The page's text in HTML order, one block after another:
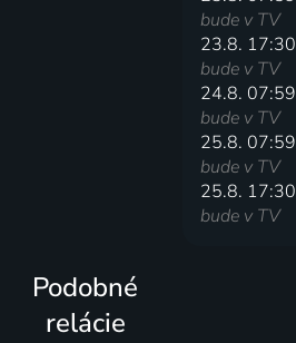
bude v TV
23.8. 17:30
bude v TV
24.8. 07:59
bude v TV
25.8. 07:59
bude v TV
25.8. 17:30
bude v TV
Podobné
relácie